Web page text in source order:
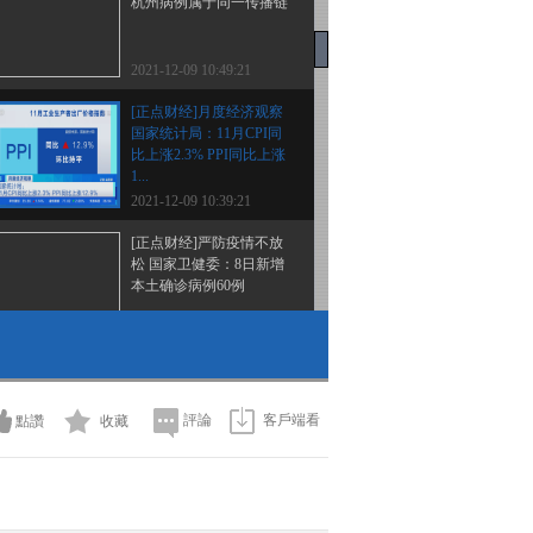
2021-12-09 10:49:21
[正点财经]月度经济观察
国家统计局：11月CPI同
比上涨2.3% PPI同比上涨
1...
2021-12-09 10:39:21
[正点财经]严防疫情不放
松 国家卫健委：8日新增
本土确诊病例60例
2021-12-09 10:25:22
然临产 众人齐心救助
點讚 收藏 評論 客戶端看